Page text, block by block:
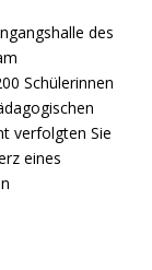
des
Schülerinnen
verfolgten Sie
eines